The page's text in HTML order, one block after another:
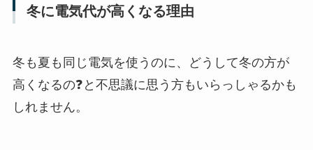
冬に電気代が高くなる理由
冬も夏も同じ電気を使うのに、どうして冬の方が
高くなるの❓と不思議に思う方もいらっしゃるかも
しれません。